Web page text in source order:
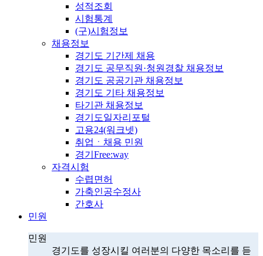
성적조회
시험통계
(구)시험정보
채용정보
경기도 기간제 채용
경기도 공무직원·청원경찰 채용정보
경기도 공공기관 채용정보
경기도 기타 채용정보
타기관 채용정보
경기도일자리포털
고용24(워크넷)
취업ㆍ채용 민원
경기Free:way
자격시험
수렵면허
가축인공수정사
간호사
민원
민원
경기도를 성장시킬 여러분의 다양한 목소리를 듣